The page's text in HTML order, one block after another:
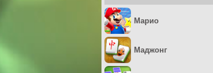
Марио
Маджонг